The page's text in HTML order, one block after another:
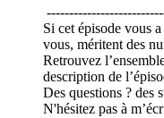
Si cet épisode vous
vous, méritent des
Retrouvez
description de
Des questions ? des
N'hésitez pas à